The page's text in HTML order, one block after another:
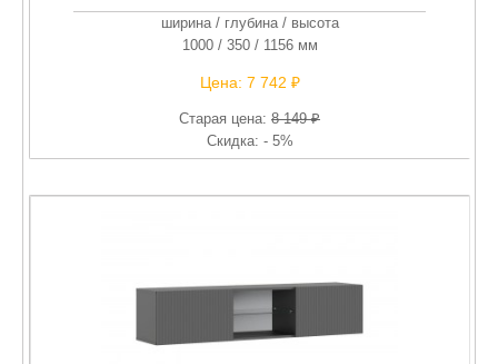
ширина / глубина / высота
1000 / 350 / 1156 мм
Цена: 7 742 ₽
Старая цена: 8 149 ₽
Скидка: - 5%